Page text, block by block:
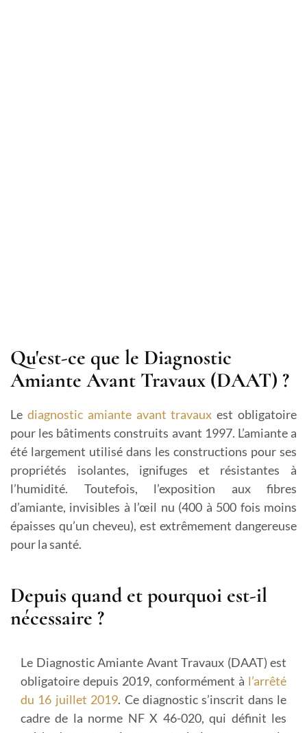
Qu'est-ce que le Diagnostic
Amiante Avant Travaux (DAAT) ?
Le diagnostic amiante avant travaux est obligatoire
pour les bâtiments construits avant 1997. L’amiante a
été largement utilisé dans les constructions pour ses
propriétés isolantes, ignifuges et résistantes à
l’humidité. Toutefois, l’exposition aux fibres
d’amiante, invisibles à l’œil nu (400 à 500 fois moins
épaisses qu’un cheveu), est extrêmement dangereuse
pour la santé.
Depuis quand et pourquoi est-il
nécessaire ?
Le Diagnostic Amiante Avant Travaux (DAAT) est
obligatoire depuis 2019, conformément à l’arrêté
du 16 juillet 2019. Ce diagnostic s’inscrit dans le
cadre de la norme NF X 46-020, qui définit les